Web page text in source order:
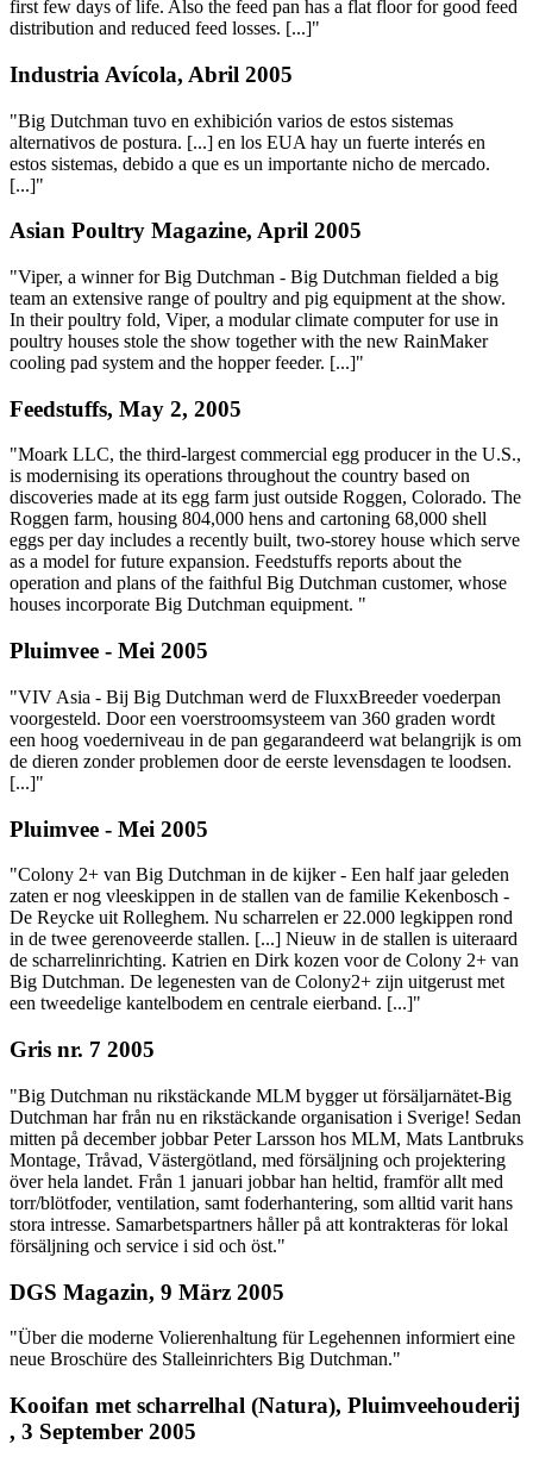
first few days of life. Also the feed pan has a flat floor for good feed
distribution and reduced feed losses. [...]"
Industria Avícola, Abril 2005
"Big Dutchman tuvo en exhibición varios de estos sistemas
alternativos de postura. [...] en los EUA hay un fuerte interés en
estos sistemas, debido a que es un importante nicho de mercado.
[...]"
Asian Poultry Magazine, April 2005
"Viper, a winner for Big Dutchman - Big Dutchman fielded a big
team an extensive range of poultry and pig equipment at the show.
In their poultry fold, Viper, a modular climate computer for use in
poultry houses stole the show together with the new RainMaker
cooling pad system and the hopper feeder. [...]"
Feedstuffs, May 2, 2005
"Moark LLC, the third-largest commercial egg producer in the U.S.,
is modernising its operations throughout the country based on
discoveries made at its egg farm just outside Roggen, Colorado. The
Roggen farm, housing 804,000 hens and cartoning 68,000 shell
eggs per day includes a recently built, two-storey house which serve
as a model for future expansion. Feedstuffs reports about the
operation and plans of the faithful Big Dutchman customer, whose
houses incorporate Big Dutchman equipment. "
Pluimvee - Mei 2005
"VIV Asia - Bij Big Dutchman werd de FluxxBreeder voederpan
voorgesteld. Door een voerstroomsysteem van 360 graden wordt
een hoog voederniveau in de pan gegarandeerd wat belangrijk is om
de dieren zonder problemen door de eerste levensdagen te loodsen.
[...]"
Pluimvee - Mei 2005
"Colony 2+ van Big Dutchman in de kijker - Een half jaar geleden
zaten er nog vleeskippen in de stallen van de familie Kekenbosch -
De Reycke uit Rolleghem. Nu scharrelen er 22.000 legkippen rond
in de twee gerenoveerde stallen. [...] Nieuw in de stallen is uiteraard
de scharrelinrichting. Katrien en Dirk kozen voor de Colony 2+ van
Big Dutchman. De legenesten van de Colony2+ zijn uitgerust met
een tweedelige kantelbodem en centrale eierband. [...]"
Gris nr. 7 2005
"Big Dutchman nu rikstäckande MLM bygger ut försäljarnätet-Big
Dutchman har från nu en rikstäckande organisation i Sverige! Sedan
mitten på december jobbar Peter Larsson hos MLM, Mats Lantbruks
Montage, Tråvad, Västergötland, med försäljning och projektering
över hela landet. Från 1 januari jobbar han heltid, framför allt med
torr/blötfoder, ventilation, samt foderhantering, som alltid varit hans
stora intresse. Samarbetspartners håller på att kontrakteras för lokal
försäljning och service i sid och öst."
DGS Magazin, 9 März 2005
"Über die moderne Volierenhaltung für Legehennen informiert eine
neue Broschüre des Stalleinrichters Big Dutchman."
Kooifan met scharrelhal (Natura), Pluimveehouderij
, 3 September 2005